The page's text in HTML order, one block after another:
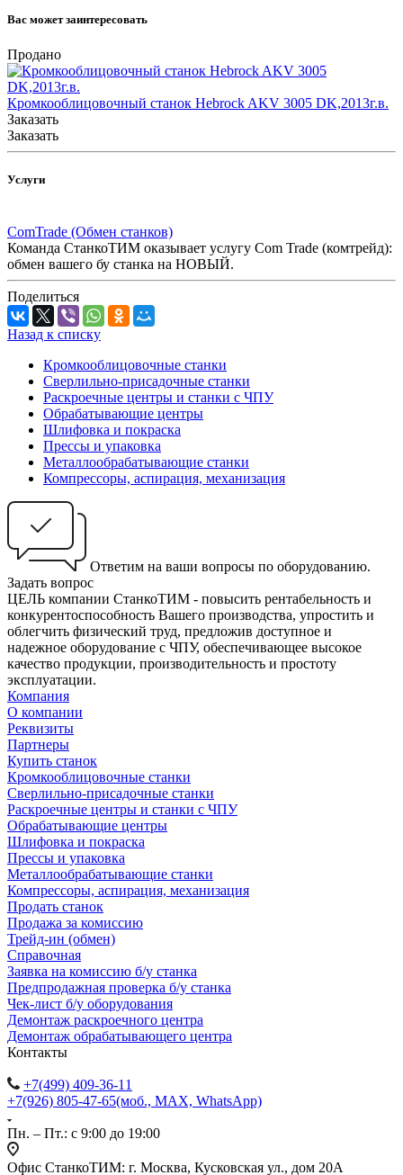
Вас может заинтересовать
Продано
Кромкооблицовочный станок Hebrock AKV 3005 DK,2013г.в.
Заказать
Заказать
Услуги
ComTrade (Обмен станков)
Команда СтанкоТИМ оказывает услугу Com Trade (комтрейд):
обмен вашего бу станка на НОВЫЙ.
Поделиться
Назад к списку
Кромкооблицовочные станки
Сверлильно-присадочные станки
Раскроечные центры и станки с ЧПУ
Обрабатывающие центры
Шлифовка и покраска
Прессы и упаковка
Металлообрабатывающие станки
Компрессоры, аспирация, механизация
Ответим на ваши вопросы по оборудованию.
Задать вопрос
ЦЕЛЬ компании СтанкоТИМ - повысить рентабельность и
конкурентоспособность Вашего производства, упростить и
облегчить физический труд, предложив доступное и
надежное оборудование с ЧПУ, обеспечивающее высокое
качество продукции, производительность и простоту
эксплуатации.
Компания
О компании
Реквизиты
Партнеры
Купить станок
Кромкооблицовочные станки
Сверлильно-присадочные станки
Раскроечные центры и станки с ЧПУ
Обрабатывающие центры
Шлифовка и покраска
Прессы и упаковка
Металлообрабатывающие станки
Компрессоры, аспирация, механизация
Продать станок
Продажа за комиссию
Трейд-ин (обмен)
Справочная
Заявка на комиссию б/у станка
Предпродажная проверка б/у станка
Чек-лист б/у оборудования
Демонтаж раскроечного центра
Демонтаж обрабатывающего центра
Контакты
+7(499) 409-36-11
+7(926) 805-47-65(моб., MAX, WhatsApp)
Пн. – Пт.: с 9:00 до 19:00
Офис СтанкоТИМ: г. Москва, Кусковская ул., дом 20А